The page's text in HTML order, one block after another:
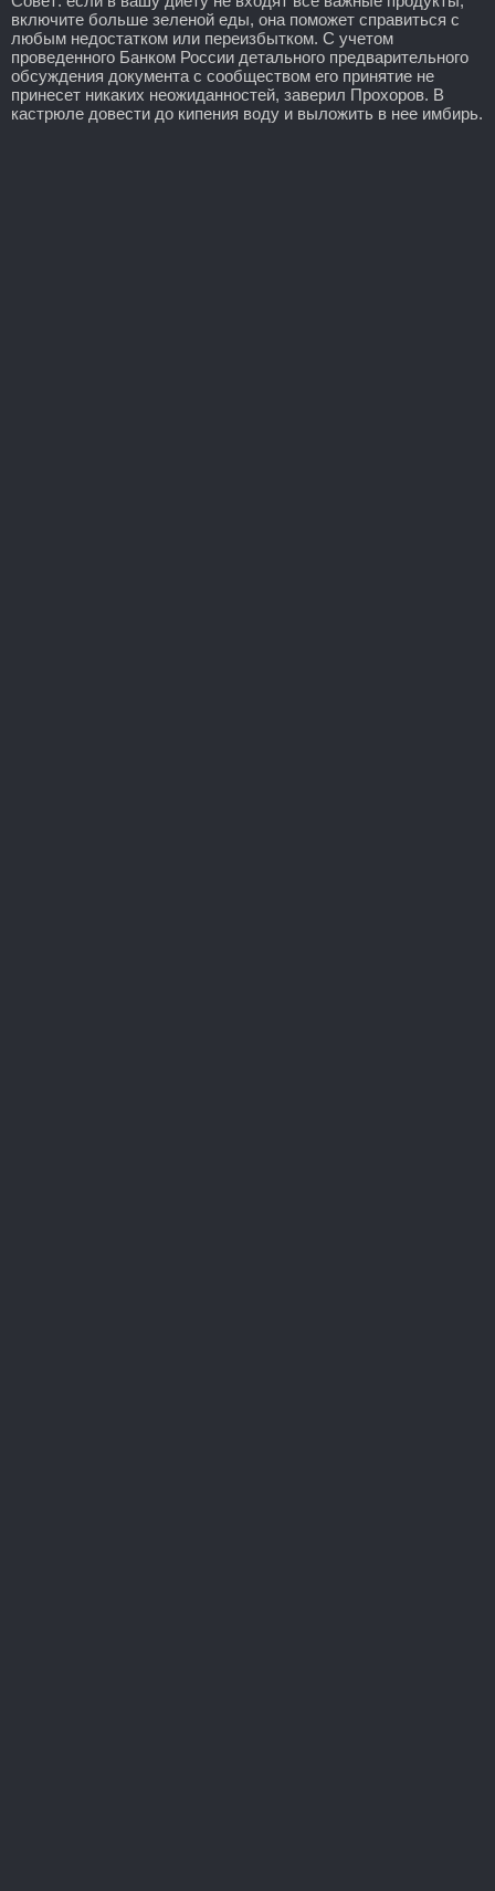
включите больше зеленой еды, она поможет справиться с
любым недостатком или переизбытком. С учетом
проведенного Банком России детального предварительного
обсуждения документа с сообществом его принятие не
принесет никаких неожиданностей, заверил Прохоров. В
кастрюле довести до кипения воду и выложить в нее имбирь.